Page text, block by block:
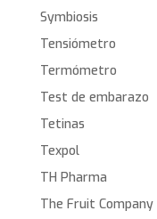
Symbiosis
Tensiómetro
Termómetro
Test de embarazo
Tetinas
Texpol
TH Pharma
The Fruit Company